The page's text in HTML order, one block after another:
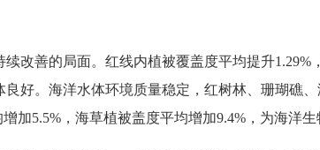
改善的局面。红线内植被覆盖度平均提升
好。海洋水体环境质量稳定，红树林、珊瑚礁
加5.5%，海草植被盖度平均增加9.4%，为海洋